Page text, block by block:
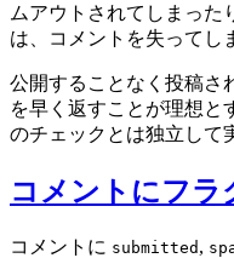
ムアウトされてしまった
は、コメントを失ってし
公開することなく投稿さ
を早く返すことが理想と
のチェックとは独立して
コメントにフラ
コメントに submitted ,